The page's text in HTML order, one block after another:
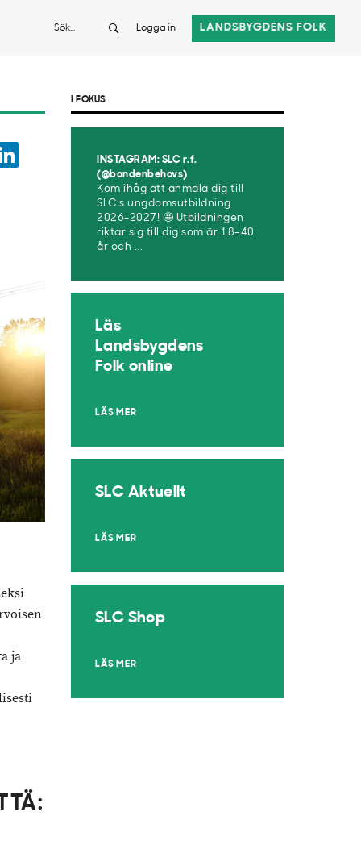
Sök Logga in LANDSBYGDENS FOLK
ja
I FOKUS
INSTAGRAM: SLC r.f.
(@bondenbehovs)
Kom ihåg att anmäla dig till
SLC:s ungdomsutbildning
2026-2027! 🤩 Utbildningen
riktar sig till dig som är 18–40
år och ...
Läs
Landsbygdens
Folk online
LÄS MER
SLC Aktuellt
LÄS MER
SLC Shop
LÄS MER